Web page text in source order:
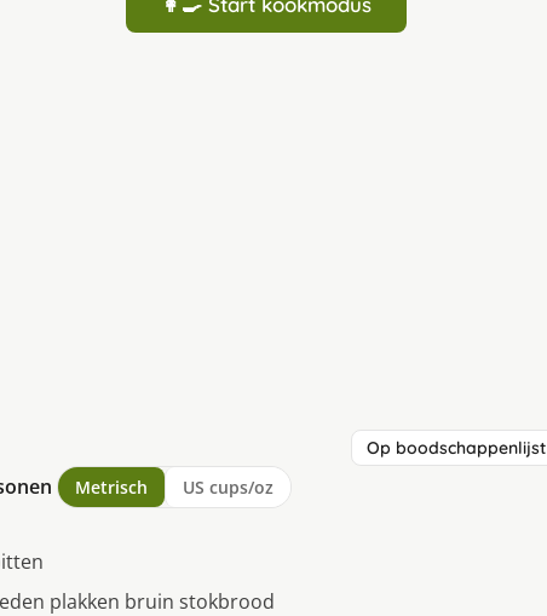
Op boodschappenlijst
Metrisch US cups/oz
plakken bruin stokbrood